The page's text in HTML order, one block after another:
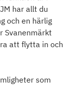
har allt du
och en härlig
Svanenmärkt
att flytta in och
som